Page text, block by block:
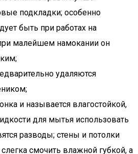
подкладки; особенно
быть при работах на
малейшем намокании он
удаляются
и называется влагостойкой,
для мытья использовать
разводы; стены и потолки
смочить влажной губкой, а